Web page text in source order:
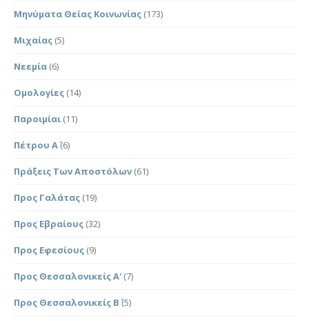
Μηνύματα Θείας Κοινωνίας (173)
Μιχαίας (5)
Νεεμία (6)
Ομολογίες (14)
Παροιμίαι (11)
Πέτρου Α΄(6)
Πράξεις Των Αποστόλων (61)
Προς Γαλάτας (19)
Προς Εβραίους (32)
Προς Εφεσίους (9)
Προς Θεσσαλονικείς Α' (7)
Προς Θεσσαλονικείς Β΄ (5)